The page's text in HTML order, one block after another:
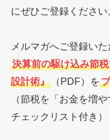
にぜひご登録ください
メルマガへご登録いた
決算前の駆け込み節
設計術』（PDF）を
（節税を「お金を増
チェックリスト付き）